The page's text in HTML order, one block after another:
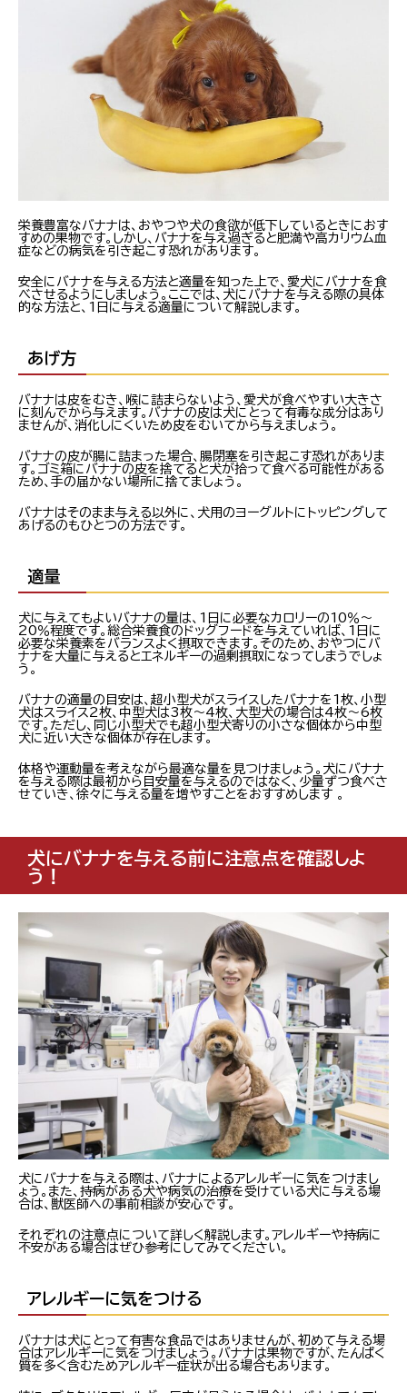
栄養豊富なバナナは、おやつや犬の食欲が低下しているときにおす
すめの果物です。しかし、バナナを与え過ぎると肥満や高カリウム血
症などの病気を引き起こす恐れがあります。
安全にバナナを与える方法と適量を知った上で、愛犬にバナナを食
べさせるようにしましょう。ここでは、犬にバナナを与える際の具体
的な方法と、1日に与える適量について解説します。
あげ方
バナナは皮をむき、喉に詰まらないよう、愛犬が食べやすい大きさ
に刻んでから与えます。バナナの皮は犬にとって有毒な成分はあり
ませんが、消化しにくいため皮をむいてから与えましょう。
バナナの皮が腸に詰まった場合、腸閉塞を引き起こす恐れがありま
す。ゴミ箱にバナナの皮を捨てると犬が拾って食べる可能性がある
ため、手の届かない場所に捨てましょう。
バナナはそのまま与える以外に、犬用のヨーグルトにトッピングして
あげるのもひとつの方法です。
適量
犬に与えてもよいバナナの量は、1日に必要なカロリーの10％～
20％程度です。総合栄養食のドッグフードを与えていれば、1日に
必要な栄養素をバランスよく摂取できます。そのため、おやつにバ
ナナを大量に与えるとエネルギーの過剰摂取になってしまうでしょ
う。
バナナの適量の目安は、超小型犬がスライスしたバナナを1枚、小型
犬はスライス2枚、中型犬は3枚～4枚、大型犬の場合は4枚～6枚
です。ただし、同じ小型犬でも超小型犬寄りの小さな個体から中型
犬に近い大きな個体が存在します。
体格や運動量を考えながら最適な量を見つけましょう。犬にバナナ
を与える際は最初から目安量を与えるのではなく、少量ずつ食べさ
せていき、徐々に与える量を増やすことをおすすめします 。
犬にバナナを与える前に注意点を確認しよ
う！
犬にバナナを与える際は、バナナによるアレルギーに気をつけまし
ょう。また、持病がある犬や病気の治療を受けている犬に与える場
合は、獣医師への事前相談が安心です。
それぞれの注意点について詳しく解説します。アレルギーや持病に
不安がある場合はぜひ参考にしてみてください。
アレルギーに気をつける
バナナは犬にとって有害な食品ではありませんが、初めて与える場
合はアレルギーに気をつけましょう。バナナは果物ですが、たんぱく
質を多く含むためアレルギー症状が出る場合もあります。